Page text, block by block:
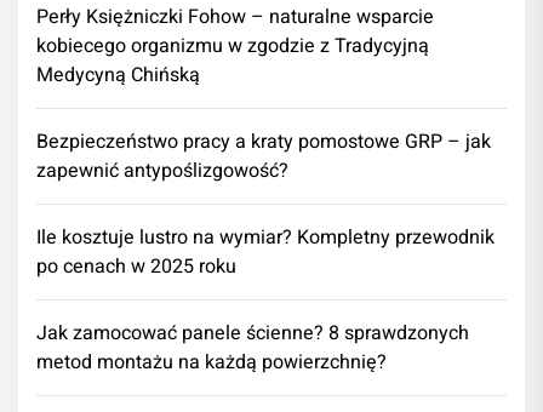
Perły Księżniczki Fohow – naturalne wsparcie
kobiecego organizmu w zgodzie z Tradycyjną
Medycyną Chińską
Bezpieczeństwo pracy a kraty pomostowe GRP – jak
zapewnić antypoślizgowość?
Ile kosztuje lustro na wymiar? Kompletny przewodnik
po cenach w 2025 roku
Jak zamocować panele ścienne? 8 sprawdzonych
metod montażu na każdą powierzchnię?